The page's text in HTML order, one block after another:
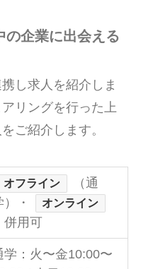
の企業に出会える
し求人を紹介しま
リングを行った上
ご紹介します。
オフライン
（通
）・
オンライン
併用可
学：火〜金10:00〜